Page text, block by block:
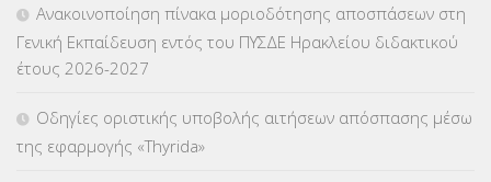
ΚΠγ – ΚΡΑΤΙΚΟ ΠΙΣΤΟΠΟΙΗΤΙΚΟ ΓΛΩΣΣΟΜΑΘΕΙΑΣ(135)
ΚΠπ- ΚΡΑΤΙΚΟ ΠΙΣΤΟΠΟΙΗΤΙΚΟ ΠΛΗΡΟΦΟΡΙΚΗΣ
ΛΟΙΠΑ(309)
Ανακοινοποίηση πίνακα μοριοδότησης αποσπάσεων στη
Γενική Εκπαίδευση εντός του ΠΥΣΔΕ Ηρακλείου διδακτικού
έτους 2026-2027
Οδηγίες οριστικής υποβολής αιτήσεων απόσπασης μέσω
της εφαρμογής «Thyrida»